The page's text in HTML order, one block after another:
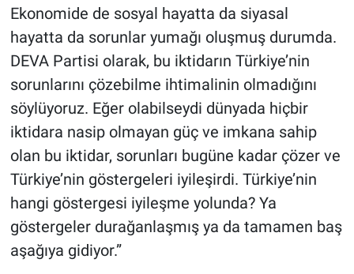
Ekonomide de sosyal hayatta da siyasal
hayatta da sorunlar yumağı oluşmuş durumda.
DEVA Partisi olarak, bu iktidarın Türkiye’nin
sorunlarını çözebilme ihtimalinin olmadığını
söylüyoruz. Eğer olabilseydi dünyada hiçbir
iktidara nasip olmayan güç ve imkana sahip
olan bu iktidar, sorunları bugüne kadar çözer ve
Türkiye’nin göstergeleri iyileşirdi. Türkiye’nin
hangi göstergesi iyileşme yolunda? Ya
göstergeler durağanlaşmış ya da tamamen baş
aşağıya gidiyor.”